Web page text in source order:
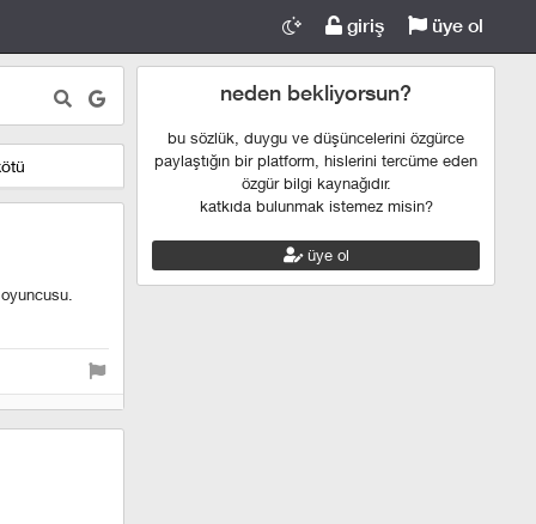
giriş üye ol
neden bekliyorsun?
bu sözlük, duygu ve düşüncelerini özgürce
paylaştığın bir platform, hislerini tercüme eden
özgür bilgi kaynağıdır.
katkıda bulunmak istemez misin?
üye ol